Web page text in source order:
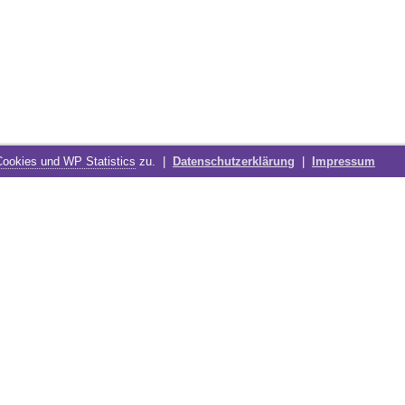
und WP Statistics zu. | Datenschutzerklärung Impressum